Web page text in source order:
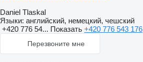
Daniel Tlaskal
Языки: английский, немецкий, чешский
+420 776 54... Показать +420 776 543 176
Перезвоните мне